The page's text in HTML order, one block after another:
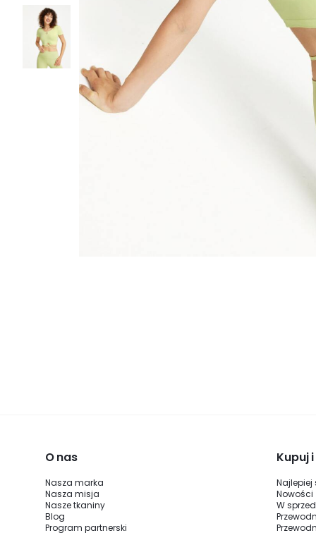
O nas
Nasza marka
Nasza misja
Nasze tkaniny
Blog
Program partnerski
Kupuj
Nowości
W